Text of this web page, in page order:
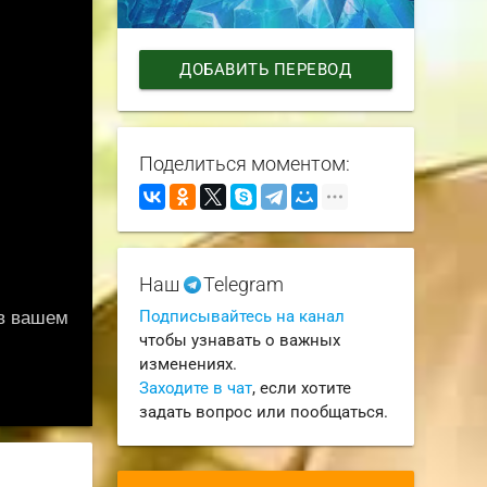
ДОБАВИТЬ ПЕРЕВОД
Поделиться моментом:
Наш Telegram
Подписывайтесь на канал
чтобы узнавать о важных
изменениях.
Заходите в чат, если хотите
задать вопрос или пообщаться.